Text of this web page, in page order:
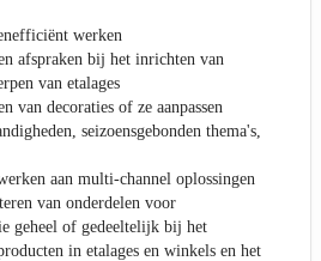
werken
afspraken bij het inrichten van
van etalages
van decoraties of ze aanpassen
seizoensgebonden thema's,
aan multi-channel oplossingen
van onderdelen voor
geheel of gedeeltelijk bij het
in etalages en winkels en het